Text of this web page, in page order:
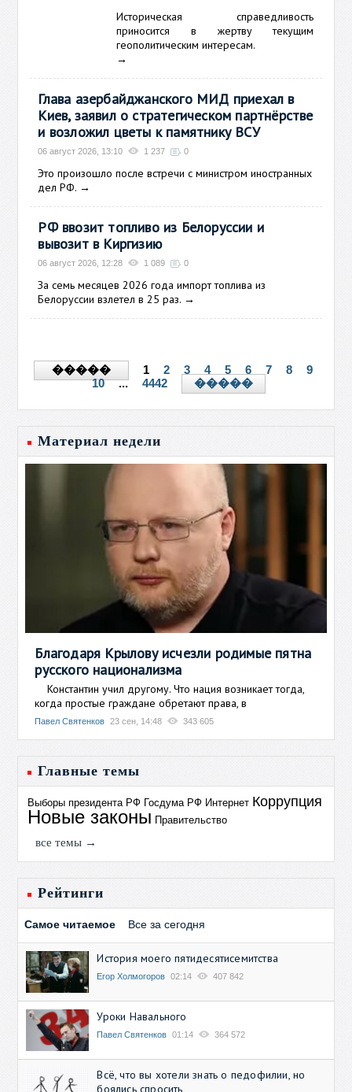
Историческая справедливость
приносится в жертву текущим
геополитическим интересам.
→
Глава азербайджанского МИД приехал в
Киев, заявил о стратегическом партнёрстве
и возложил цветы к памятнику ВСУ
06 август 2026, 13:10 1 237 0
Это произошло после встречи с министром иностранных
дел РФ. →
РФ ввозит топливо из Белоруссии и
вывозит в Киргизию
06 август 2026, 12:28 1 089 0
За семь месяцев 2026 года импорт топлива из
Белоруссии взлетел в 25 раз. →
����� 1 2 3 4 5 6 7 8
9
10
... 4442 �����
Материал недели
Благодаря Крылову исчезли родимые пятна
русского национализма
Константин учил другому. Что нация возникает тогда,
когда простые граждане обретают права, в
Павел Святенков 23 сен, 14:48 343 605
Главные темы
Выборы президента РФ Госдума РФ Интернет Коррупция
Новые законы Правительство
все темы →
Рейтинги
Самое читаемое Все за сегодня
История моего пятидесятисемитства
Егор Холмогоров 02:14 407 842
Уроки Навального
Павел Святенков 01:14 364 572
Всё, что вы хотели знать о педофилии, но
боялись спросить